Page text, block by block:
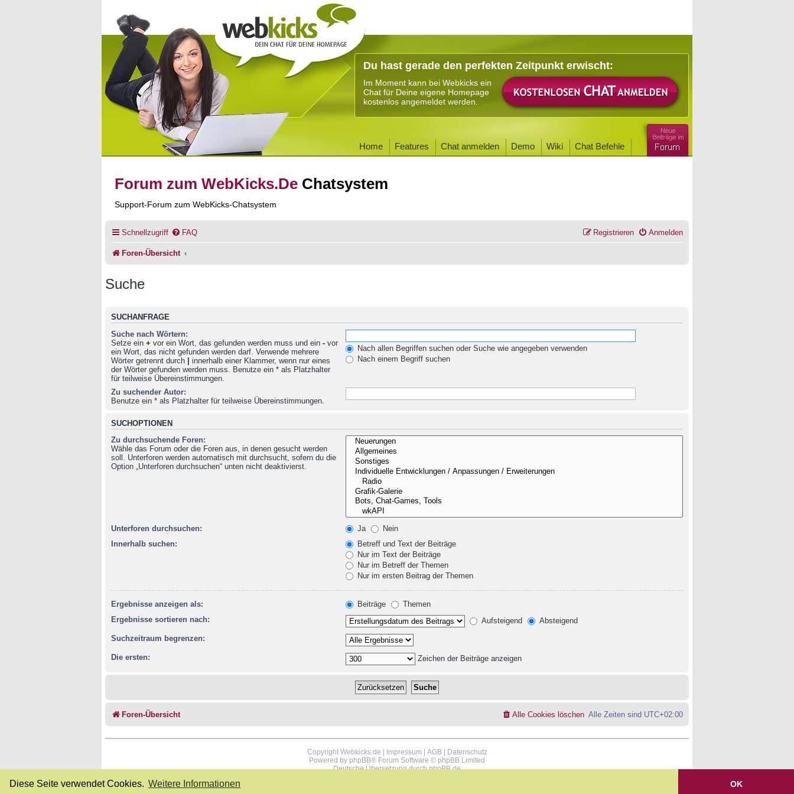
Diese Seite verwendet Cookies. Weitere Informationen OK
Du hast gerade den perfekten Zeitpunkt erwischt:
Im Moment kann bei Webkicks ein
Chat für Deine eigene Homepage
kostenlos angemeldet werden.
Home Features Chat anmelden Demo Wiki Chat Befehle
Forum zum WebKicks.De Chatsystem
Support-Forum zum WebKicks-Chatsystem
Schnellzugriff FAQ Anmelden
Registrieren
Foren-Übersicht
Suche
SUCHANFRAGE
Suche nach Wörtern:
Setze ein + vor ein Wort, das gefunden werden muss und ein - vor
ein Wort, das nicht gefunden werden darf. Verwende mehrere
Wörter getrennt durch
innerhalb einer Klammer, wenn nur eines
der Wörter gefunden werden muss. Benutze ein * als Platzhalter
für teilweise Übereinstimmungen.
Nach allen Begriffen suchen oder Suche wie angegeben verwenden
Nach einem Begriff suchen
Zu suchender Autor:
Benutze ein * als Platzhalter für teilweise Übereinstimmungen.
SUCHOPTIONEN
Zu durchsuchende Foren:
Wähle das Forum oder die Foren aus, in denen gesucht werden
soll. Unterforen werden automatisch mit durchsucht, sofern du die
Option „Unterforen durchsuchen“ unten nicht deaktivierst.
Unterforen durchsuchen: Ja
Nein
Innerhalb suchen:
Betreff und Text der Beiträge
Nur im Text der Beiträge
Nur im Betreff der Themen
Nur im ersten Beitrag der Themen
Ergebnisse anzeigen als: Beiträge
Themen
Ergebnisse sortieren nach:
Aufsteigend Absteigend
Suchzeitraum begrenzen:
Die ersten: Zeichen der Beiträge anzeigen
Foren-Übersicht Alle Zeiten sind UTC+02:00
Alle Cookies löschen
Copyright Webkicks.de | Impressum AGB|
Datenschutz
Powered by phpBB® Forum Software © phpBB Limited
Deutsche Übersetzung durchphpBB.de